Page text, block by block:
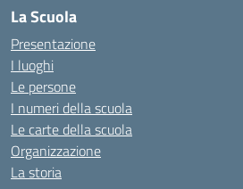
La Scuola
Presentazione
I luoghi
Le persone
I numeri della scuola
Le carte della scuola
Organizzazione
La storia